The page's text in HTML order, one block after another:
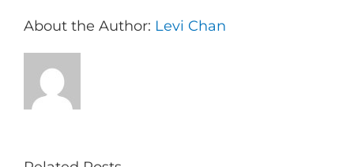
About the Author: Levi Chan